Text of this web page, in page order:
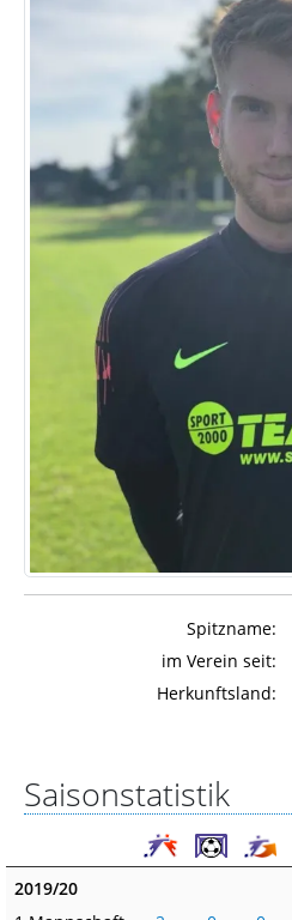
Spitzname:
im Verein seit:
Herkunftsland:
Saisonstatistik
2019/20